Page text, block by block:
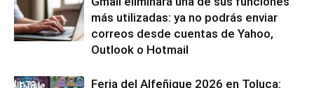
más utilizadas: ya no podrás enviar
correos desde cuentas de Yahoo,
Outlook o Hotmail
Feria del Alfeñique 2026 en Toluca: